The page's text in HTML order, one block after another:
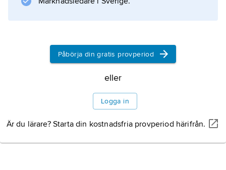
Påbörja din gratis provperiod
eller
Logga in
Är du lärare? Starta din kostnadsfria provperiod härifrån.